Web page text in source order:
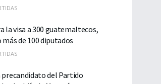
la visa a 300 guatemaltecos,
de 100 diputados
precandidato del Partido